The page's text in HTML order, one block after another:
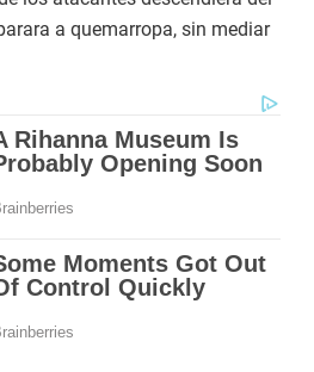
a quemarropa, sin mediar